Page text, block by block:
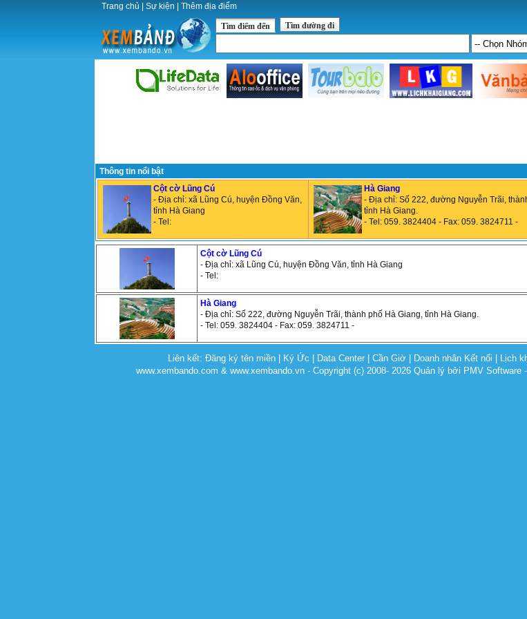
Trang chủ Sự kiện Thêm địa điểm
Tìm điểm đến Tìm đường đi
Thông tin nổi bật
Cột cờ Lũng Cú
- Địa chỉ: xã Lũng Cú, huyện Đồng Văn,
tỉnh Hà Giang
- Tel:
Hà Giang
- Địa chỉ: Số 222, đường Nguyễn Trãi,
tỉnh Hà Giang.
- Tel: 059. 3824404 - Fax: 059. 3824711 -
Cột cờ Lũng Cú
- Địa chỉ: xã Lũng Cú, huyện Đồng Văn, tỉnh Hà Giang
- Tel:
Hà Giang
- Địa chỉ: Số 222, đường Nguyễn Trãi, thành phố Hà Giang, tỉnh Hà Giang.
- Tel: 059. 3824404 - Fax: 059. 3824711 -
Liên kết: Đăng ký tên miền Ký Ức Data Center Cần Giờ Doanh nhân Kết nối Lịch
www.xembando.com & www.xembando.vn - Copyright (c) 2008- 2026 Quản lý bởi PMV